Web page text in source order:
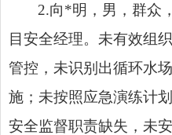
2.向*明，男，群众
目安全经理。未有效组
管控，未识别出循环水
施；未按照应急演练计
安全监督职责缺失，未